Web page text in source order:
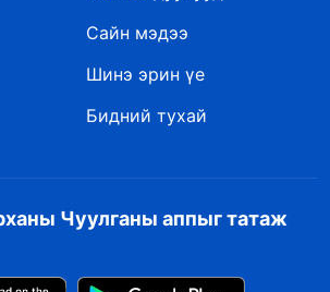
Сайн мэдээ
Шинэ эрин үе
Бидний тухай
Чуулганы аппыг татаж